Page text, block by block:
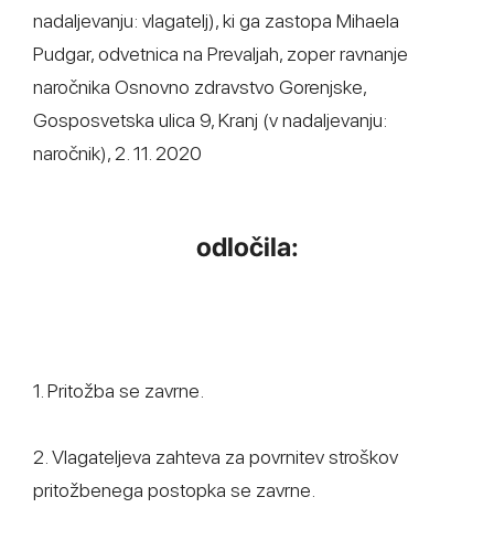
nadaljevanju: vlagatelj), ki ga zastopa Mihaela
Pudgar, odvetnica na Prevaljah, zoper ravnanje
naročnika Osnovno zdravstvo Gorenjske,
Gosposvetska ulica 9, Kranj (v nadaljevanju:
naročnik), 2. 11. 2020
odločila:
1. Pritožba se zavrne.
2. Vlagateljeva zahteva za povrnitev stroškov
pritožbenega postopka se zavrne.